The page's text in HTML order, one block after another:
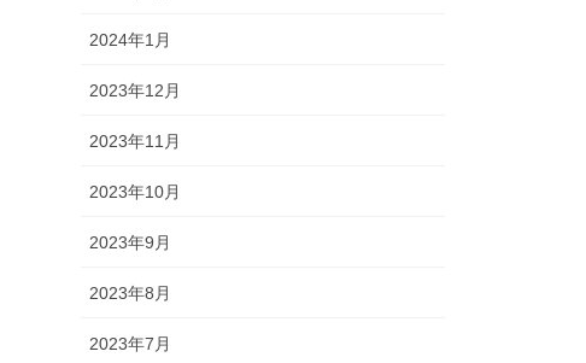
2024年1月
2023年12月
2023年11月
2023年10月
2023年9月
2023年8月
2023年7月